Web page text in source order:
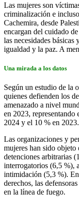
Las mujeres son
criminalización e
Cachemira, desde
encargan del cuidado
las necesidades
igualdad y la paz. A
Una mirada a los datos
Según un estudio de la
quienes defienden los
amenazado a nivel
en 2023, representando
2024 y el 10 % en 2023.
Las organizaciones y
mujeres han sido objeto
detenciones arbitrarias
interrogatorios (6,5 %),
intimidación (5,3 %).
derechos, las
en la línea de fuego.